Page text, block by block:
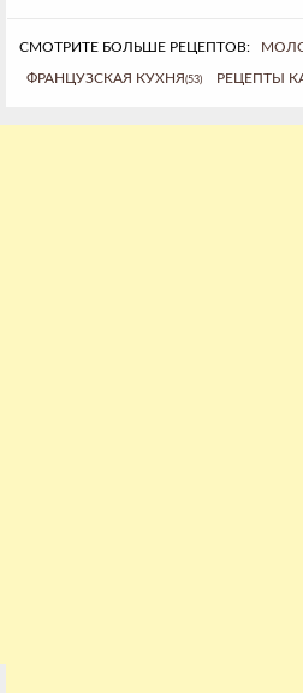
СМОТРИТЕ БОЛЬШЕ РЕЦЕПТОВ:
ФРАНЦУЗСКАЯ КУХНЯ(53) РЕЦЕПТЫ